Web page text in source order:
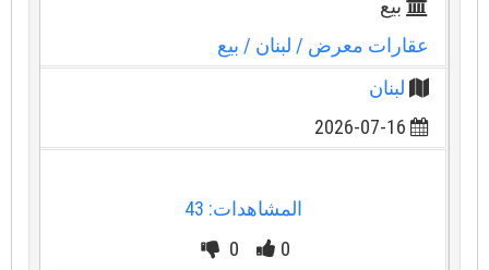
بيع
عقارات معرض / لبنان/ بيع
لبنان
2026-07-16
المشاهدات: 43
0
0